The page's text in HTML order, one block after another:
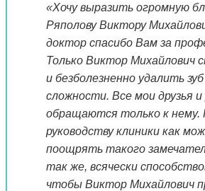
«Хочу выразить огромную
Ряполову Виктору
доктор спасибо Вам за
Только Виктор Михайлович
и безболезненно удалить
сложности. Все мои друзья
обращаются только к нему.
руководству клиники как
поощрять такого
так же, всячески
чтобы Виктор Михайлович